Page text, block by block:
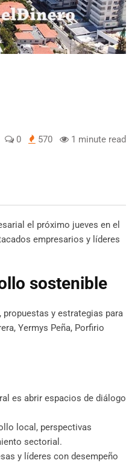
0 570 1 minute read
el próximo jueves en el
empresarios y líderes
sostenible
y estrategias para
Yermys Peña, Porfirio
es abrir espacios de diálogo
local, perspectivas
sectorial.
y líderes con desempeño